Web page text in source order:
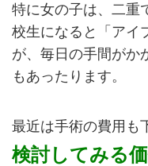
特に女の子は、二重
校生になると「アイ
が、毎日の手間がか
もあったります。
最近は手術の費用も
検討してみる